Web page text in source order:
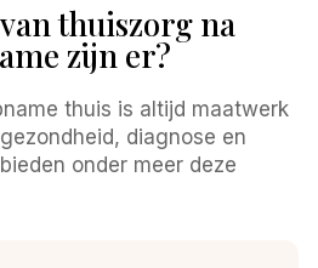
thuiszorg na
zijn er?
thuis is altijd maatwerk
diagnose en
onder meer deze